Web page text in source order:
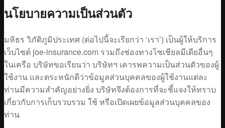
นโยบายความเป็นส่วนตัว
มหิธร วิภัติภูมิประเทศ (ต่อไปนี้จะเรียกว่า ‘เรา’) เป็นผู้ให้บริการ
เว็บไซต์ joe-insurance.com รวมถึงช่องทางโซเชียลมีเดียอื่นๆ
ในเครือ บริษัทขอเรียนว่า บริษัทฯ เคารพความเป็นส่วนตัวของผู้
ใช้งาน และตระหนักดีว่าข้อมูลส่วนบุคคลของผู้ใช้งานแต่ละ
ท่านมีความสำคัญอย่างยิ่ง บริษัทจึงต้องการที่จะชี้แจงให้ทราบ
เกี่ยวกับการเก็บรวบรวม ใช้ หรือเปิดเผยข้อมูลส่วนบุคคลของ
ท่าน